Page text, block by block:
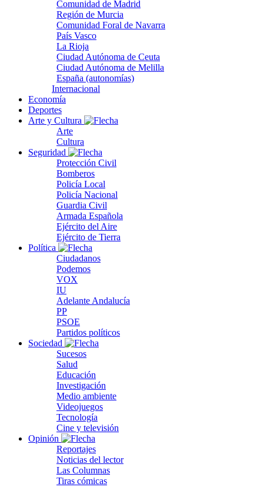
Comunidad de Madrid
Región de Murcia
Comunidad Foral de Navarra
País Vasco
La Rioja
Ciudad Autónoma de Ceuta
Ciudad Autónoma de Melilla
España (autonomías)
Internacional
Economía
Deportes
Arte y Cultura
Arte
Cultura
Seguridad
Protección Civil
Bomberos
Policía Local
Policía Nacional
Guardia Civil
Armada Española
Ejército del Aire
Ejército de Tierra
Política
Ciudadanos
Podemos
VOX
IU
Adelante Andalucía
PP
PSOE
Partidos políticos
Sociedad
Sucesos
Salud
Educación
Investigación
Medio ambiente
Videojuegos
Tecnología
Cine y televisión
Opinión
Reportajes
Noticias del lector
Las Columnas
Tiras cómicas